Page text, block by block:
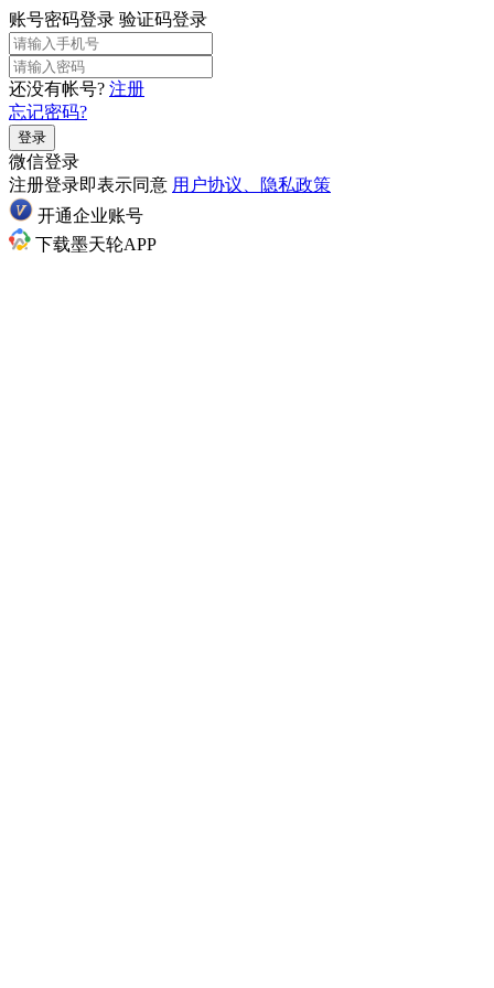
账号密码登录 验证码登录
还没有帐号? 注册
忘记密码?
登录
微信登录
注册登录即表示同意 用户协议、隐私政策
开通企业账号
下载墨天轮APP